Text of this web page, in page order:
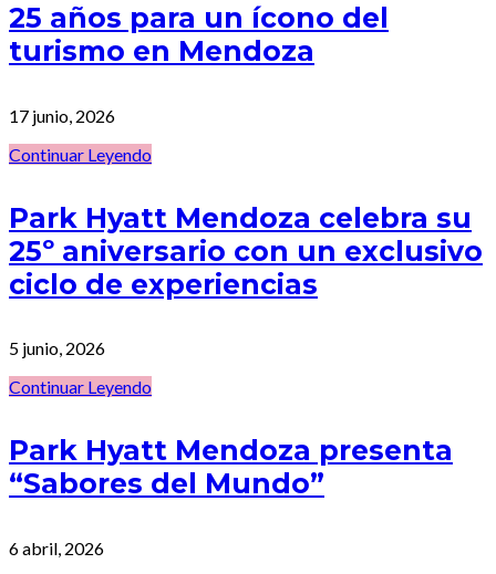
25 años para un ícono del
turismo en Mendoza
17 junio, 2026
Continuar Leyendo
Park Hyatt Mendoza celebra su
25º aniversario con un exclusivo
ciclo de experiencias
5 junio, 2026
Continuar Leyendo
Park Hyatt Mendoza presenta
“Sabores del Mundo”
6 abril, 2026